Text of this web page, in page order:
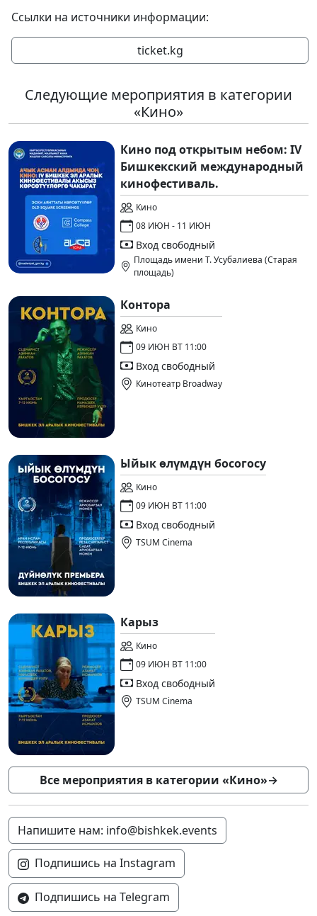
Ссылки на источники информации:
ticket.kg
Следующие мероприятия в категории
«Кино»
Кино под открытым небом: IV
Бишкекский международный
кинофестиваль.
Кино
08 ИЮН - 11 ИЮН
Вход свободный
Площадь имени Т. Усубалиева (Старая
площадь)
Контора
Кино
09 ИЮН ВТ 11:00
Вход свободный
Кинотеатр Broadway
Ыйык өлүмдүн босогосу
Кино
09 ИЮН ВТ 11:00
Вход свободный
TSUM Cinema
Карыз
Кино
09 ИЮН ВТ 11:00
Вход свободный
TSUM Cinema
Все мероприятия в категории «Кино»→
Напишите нам: info@bishkek.events
Подпишись на Instagram
Подпишись на Telegram